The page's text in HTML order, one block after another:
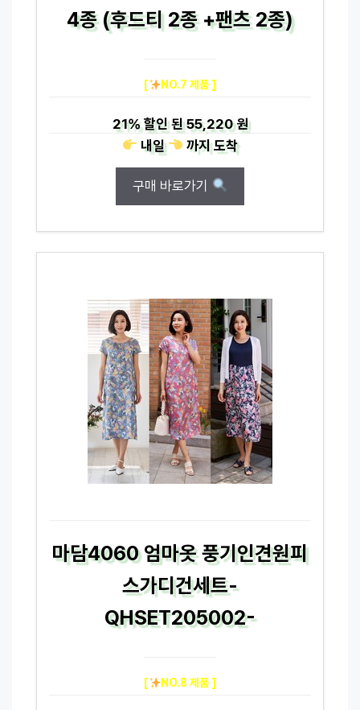
4종 (후드티 2종 +팬츠 2종)
[ NO.7 제품 ]
21%할인 된55,220 원
내일
까지도착
구매 바로가기
마담4060 엄마옷 풍기인견원피
스가디건세트-
QHSET205002-
[ NO.8 제품 ]